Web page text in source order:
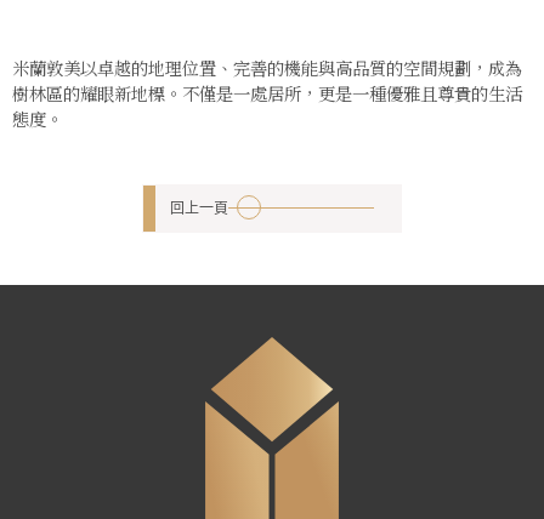
米蘭敦美以卓越的地理位置、完善的機能與高品質的空間規劃，成為
樹林區的耀眼新地標。不僅是一處居所，更是一種優雅且尊貴的生活
態度。
回上一頁